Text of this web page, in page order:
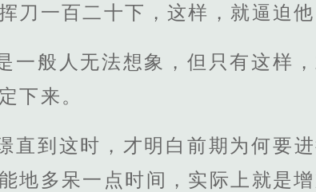
刀一百二十下，这样，就逼迫
一般人无法想象，但只有这样
下来。
直到这时，才明白前期为何要
地多呆一点时间，实际上就是